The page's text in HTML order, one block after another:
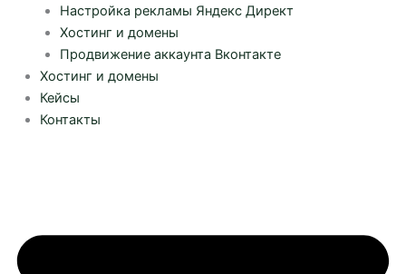
Настройка рекламы Яндекс Директ
Хостинг и домены
Продвижение аккаунта Вконтакте
Хостинг и домены
Кейсы
Контакты